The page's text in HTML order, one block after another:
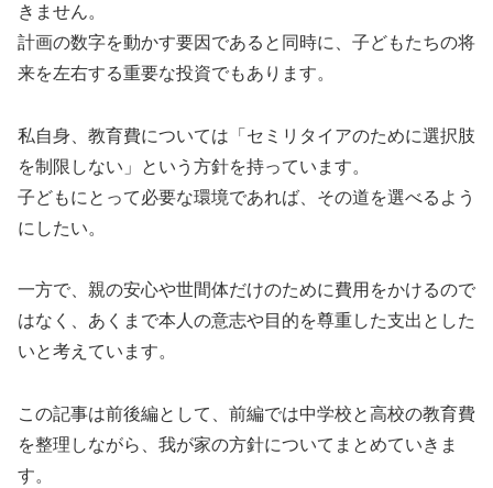
きません。
計画の数字を動かす要因であると同時に、子どもたちの将
来を左右する重要な投資でもあります。
私自身、教育費については「セミリタイアのために選択肢
を制限しない」という方針を持っています。
子どもにとって必要な環境であれば、その道を選べるよう
にしたい。
一方で、親の安心や世間体だけのために費用をかけるので
はなく、あくまで本人の意志や目的を尊重した支出とした
いと考えています。
この記事は前後編として、前編では中学校と高校の教育費
を整理しながら、我が家の方針についてまとめていきま
す。